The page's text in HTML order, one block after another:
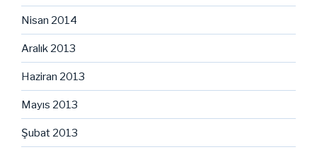
Nisan 2014
Aralık 2013
Haziran 2013
Mayıs 2013
Şubat 2013